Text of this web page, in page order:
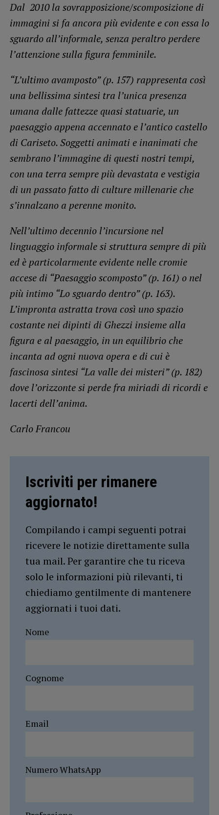
Dal 2010 la sovrapposizione/scomposizione di
immagini si fa ancora più evidente e con essa lo
sguardo all’informale, senza peraltro perdere
l’attenzione sulla figura femminile.
“L’ultimo avamposto” (p. 157) rappresenta così
una bellissima sintesi tra l’unica presenza
umana dalle fattezze quasi statuarie, un
paesaggio appena accennato e l’antico castello
di Cariseto. Soggetti animati e inanimati che
sembrano l’immagine di questi nostri tempi,
con una terra sempre più devastata e vestigia
di un passato fatto di culture millenarie che
s’innalzano a perenne monito.
Nell’ultimo decennio l’incursione nel
linguaggio informale si struttura sempre di più
ed è particolarmente evidente nelle cromie
accese di “Paesaggio scomposto” (p. 161) o nel
più intimo “Lo sguardo dentro” (p. 163).
L’impronta astratta trova così uno spazio
costante nei dipinti di Ghezzi insieme alla
figura e al paesaggio, in un equilibrio che
incanta ad ogni nuova opera e di cui è
fascinosa sintesi “La valle dei misteri” (p. 182)
dove l’orizzonte si perde fra miriadi di ricordi e
lacerti dell’anima.
Carlo Francou
Iscriviti per rimanere
aggiornato!
Compilando i campi seguenti potrai
ricevere le notizie direttamente sulla
tua mail. Per garantire che tu riceva
solo le informazioni più rilevanti, ti
chiediamo gentilmente di mantenere
aggiornati i tuoi dati.
Nome
Cognome
Email
Numero WhatsApp